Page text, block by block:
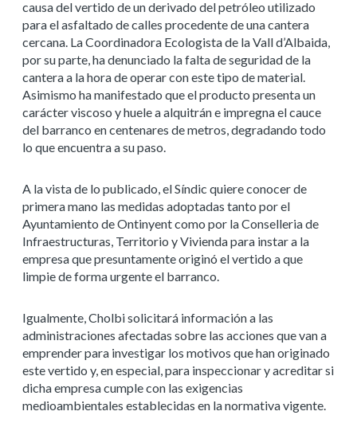
causa del vertido de un derivado del petróleo utilizado
para el asfaltado de calles procedente de una cantera
cercana. La Coordinadora Ecologista de la Vall d’Albaida,
por su parte, ha denunciado la falta de seguridad de la
cantera a la hora de operar con este tipo de material.
Asimismo ha manifestado queel producto presenta un
carácter viscoso y huele a alquitrán e impregna el cauce
del barranco en centenares de metros, degradando todo
lo que encuentra a su paso.
A la vista de lo publicado, el Síndic quiere conocer de
primera mano las medidas adoptadas tanto por el
Ayuntamiento de Ontinyent como por la Conselleria de
Infraestructuras, Territorio y Vivienda para instar a la
empresa que presuntamente originó el vertido a que
limpie de forma urgente el barranco.
Igualmente, Cholbi solicitará información a las
administraciones afectadas sobre las acciones que van a
emprender para investigar los motivos que han originado
este vertido y, en especial, para inspeccionar y acreditar si
dicha empresa cumple con las exigencias
medioambientales establecidas en la normativa vigente.